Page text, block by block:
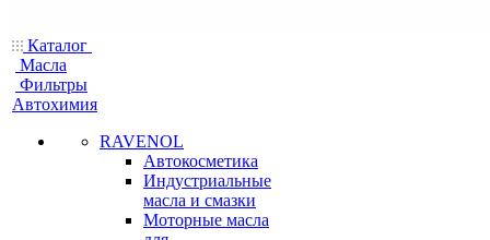
Каталог
Масла
Фильтры
Автохимия
RAVENOL
Автокосметика
Индустриальные
масла и смазки
Моторные масла